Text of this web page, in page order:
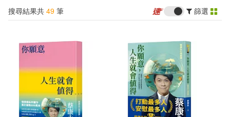
結
所有商品(49) 圖書(34)
電子書閱讀器(3) 電子書(8)
有聲書(4)
作者 (可複選)
搜尋結果共 49 筆 篩選